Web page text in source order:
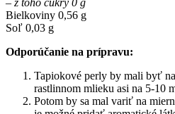
Bielkoviny 0,56 g
Soľ 0,03 g
Odporúčanie na prípravu:
Tapiokové perly by mali byť
rastlinnom mlieku asi na 5-10
Potom by sa mal variť na